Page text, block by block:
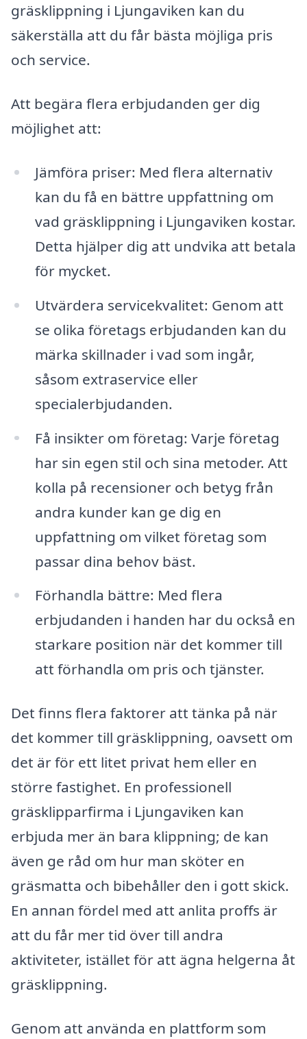
gräsklippning i Ljungaviken kan du
säkerställa att du får bästa möjliga pris
och service.
Att begära flera erbjudanden ger dig
möjlighet att:
Jämföra priser: Med flera alternativ
kan du få en bättre uppfattning om
vad gräsklippning i Ljungaviken kostar.
Detta hjälper dig att undvika att betala
för mycket.
Utvärdera servicekvalitet: Genom att
se olika företags erbjudanden kan du
märka skillnader i vad som ingår,
såsom extraservice eller
specialerbjudanden.
Få insikter om företag: Varje företag
har sin egen stil och sina metoder. Att
kolla på recensioner och betyg från
andra kunder kan ge dig en
uppfattning om vilket företag som
passar dina behov bäst.
Förhandla bättre: Med flera
erbjudanden i handen har du också en
starkare position när det kommer till
att förhandla om pris och tjänster.
Det finns flera faktorer att tänka på när
det kommer till gräsklippning, oavsett om
det är för ett litet privat hem eller en
större fastighet. En professionell
gräsklipparfirma i Ljungaviken kan
erbjuda mer än bara klippning; de kan
även ge råd om hur man sköter en
gräsmatta och bibehåller den i gott skick.
En annan fördel med att anlita proffs är
att du får mer tid över till andra
aktiviteter, istället för att ägna helgerna åt
gräsklippning.
Genom att använda en plattform som